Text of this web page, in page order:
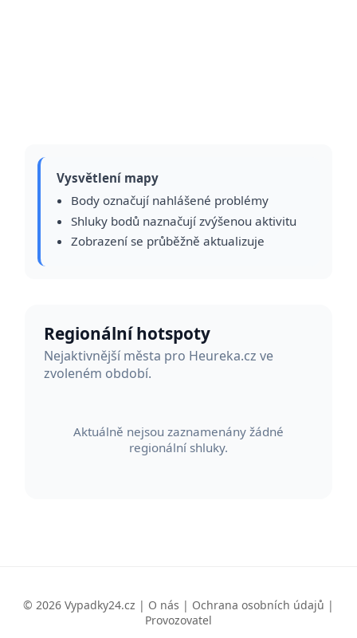
Vysvětlení mapy
Body označují nahlášené problémy
Shluky bodů naznačují zvýšenou aktivitu
Zobrazení se průběžně aktualizuje
Regionální hotspoty
Nejaktivnější města pro Heureka.cz ve
zvoleném období.
Aktuálně nejsou zaznamenány žádné
regionální shluky.
© 2026 Vypadky24.cz | O nás | Ochrana osobních údajů |
Provozovatel